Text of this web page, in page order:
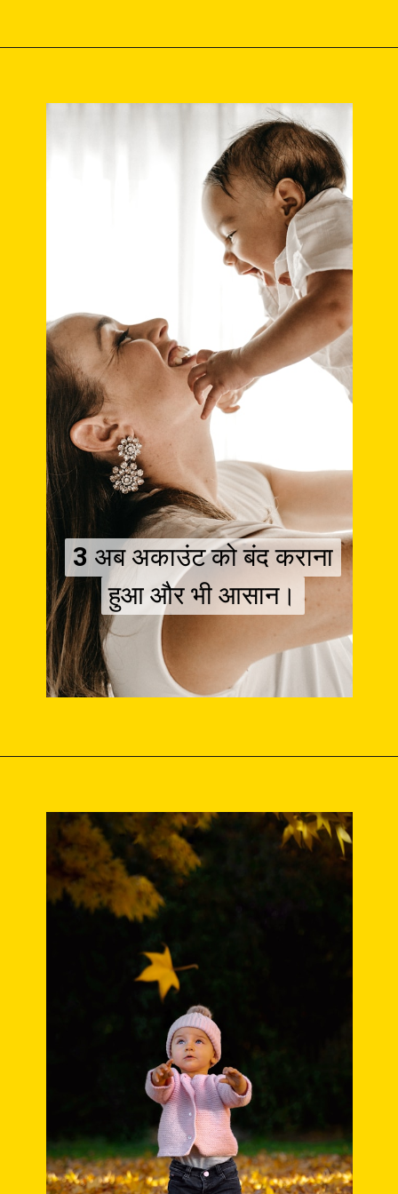
3 अब अकाउंट को बंद कराना
हुआ और भी आसान।
3 अब अकाउंट को बंद कराना
हुआ और भी आसान।